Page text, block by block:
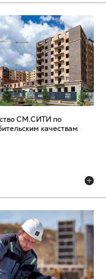
СМ.СИТИ по
качествам